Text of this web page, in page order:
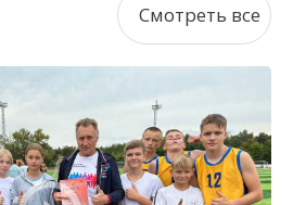
Смотреть все